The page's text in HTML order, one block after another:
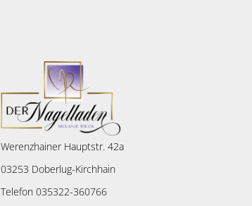
Werenzhainer Hauptstr. 42a
03253 Doberlug-Kirchhain
Telefon 035322-360766